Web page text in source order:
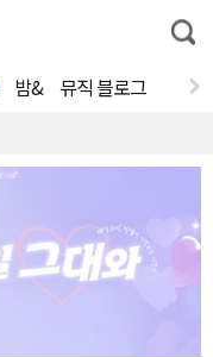
통
합
밤& 뮤직 블로그